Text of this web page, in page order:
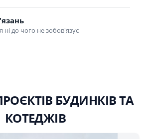
ні до чого не зобов'язує
БУДИНКІВ ТА
КОТЕДЖІВ